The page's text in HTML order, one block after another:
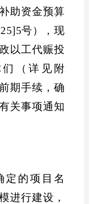
助资金预算
5号），现
以工代赈投
（详见附
期手续，确
关事项通知
定的项目名
进行建设，